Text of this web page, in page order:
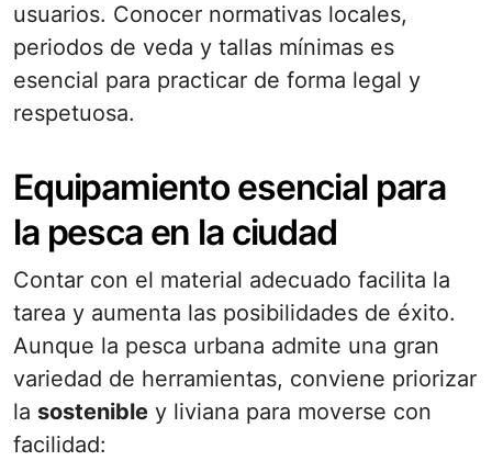
usuarios. Conocer normativas locales,
periodos de veda y tallas mínimas es
esencial para practicar de forma legal y
respetuosa.
Equipamiento esencial para
la pesca en la ciudad
Contar con el material adecuado facilita la
tarea y aumenta las posibilidades de éxito.
Aunque la pesca urbana admite una gran
variedad de herramientas, conviene priorizar
la sostenible y liviana para moverse con
facilidad: